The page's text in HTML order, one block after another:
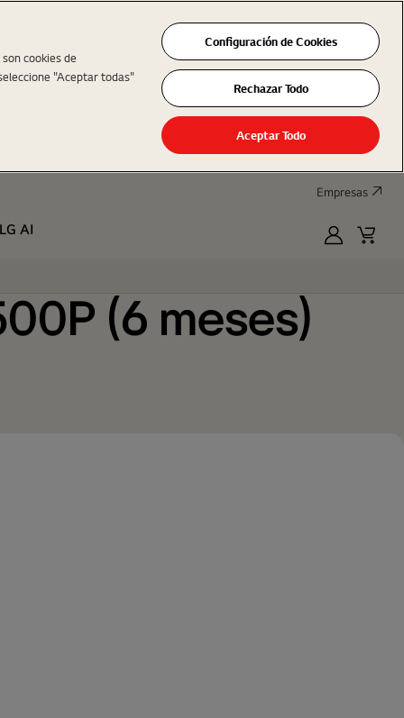
Empresas
LG AI
MyLGCart
(6 meses)
cookies de
"Aceptar todas"
Configuración de Cookies
Rechazar Todo
Aceptar Todo